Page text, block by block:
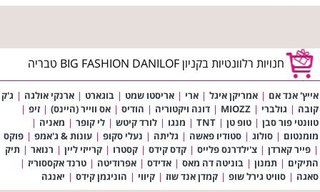
חנויות רלוונטיות בקניון BIG FASHION DANILOF טבריה
אייץ' אנד אם | אמריקן איגל | ארי | אריסטו שמט | בוגארט | ארנקי אולגה | ג'ק
קובה | גולברי |
MIOZZ
| דונה ויקטוריה | הודיס | אס ווייר (היינס) | זיפ |
טוונטי פור סבן | טופ טן |
TNT
| מנגו | לורד קיטש | לי קופר | מאניה |
מומנטום | סולוג | סטודיו פאשה | גליתה | נעלי סקופ | עונות & ג'אמפ | פוקס
| פייר קארדן | צ'ילדרנס פלייס | קדס קידס | קסטרו | קרייזי ליין | רנואר | תיק
התיקים | תמנון | בוניטה דה מאס | אדידס | אפרודיטה | טרנד אקססוריז |
סאגה | סוויט גירל שופ | קמדן אנד שוז | קיווי | הוניגמן קידס | יאנגה